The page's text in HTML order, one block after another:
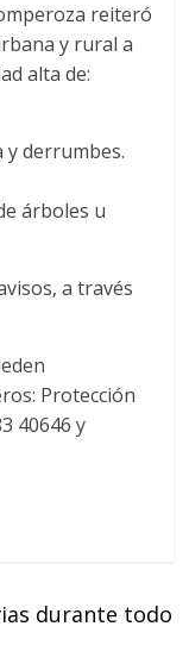
reiteró
y rural a
alta de:
y derrumbes.
árboles u
a través
Protección
40646 y
durante todo